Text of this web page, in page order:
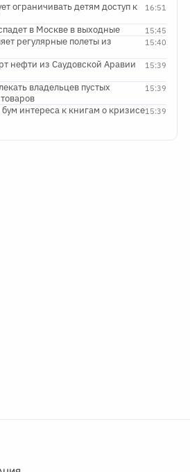
16:51
ограничивать детям доступ к
15:45
в Москве в выходные
15:40
регулярные полеты из
15:39
нефти из Саудовской Аравии
15:39
владельцев пустых
15:39
интереса к книгам о кризисе